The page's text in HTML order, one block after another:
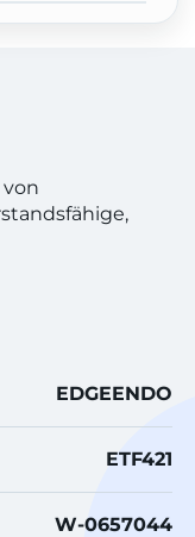
EDGEENDO
ETF421
W-0657044